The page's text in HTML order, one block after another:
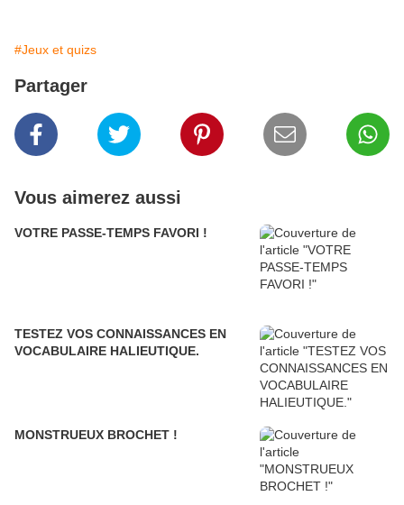
#Jeux et quizs
Partager
Vous aimerez aussi
VOTRE PASSE-TEMPS FAVORI !
TESTEZ VOS CONNAISSANCES EN
VOCABULAIRE HALIEUTIQUE.
MONSTRUEUX BROCHET !